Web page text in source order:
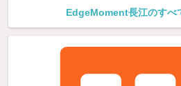
EdgeMoment長江のすべ